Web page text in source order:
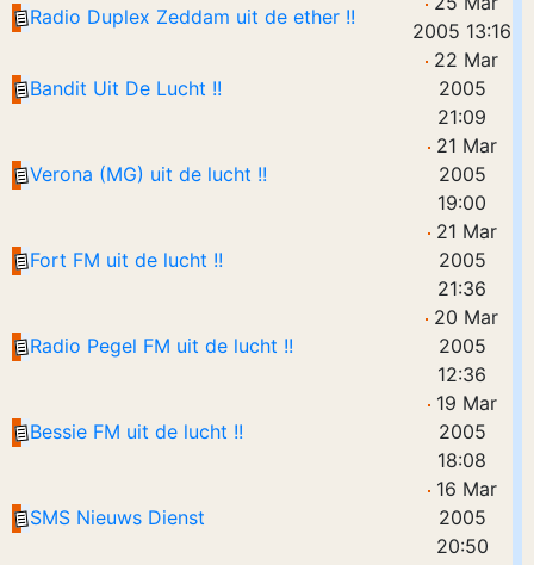
Radio Duplex Zeddam uit de ether !!
2005 13:16
Bandit Uit De Lucht !!
22 Mar
2005
21:09
Verona (MG) uit de lucht !!
21 Mar
2005
19:00
Fort FM uit de lucht !!
21 Mar
2005
21:36
Radio Pegel FM uit de lucht !!
20 Mar
2005
12:36
Bessie FM uit de lucht !!
19 Mar
2005
18:08
SMS Nieuws Dienst
16 Mar
2005
20:50